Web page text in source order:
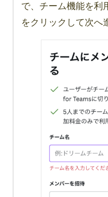
で、チーム機能を利
をクリックして次へ